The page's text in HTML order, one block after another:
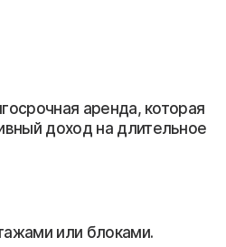
аренда, которая
доход на длительное
или блоками.